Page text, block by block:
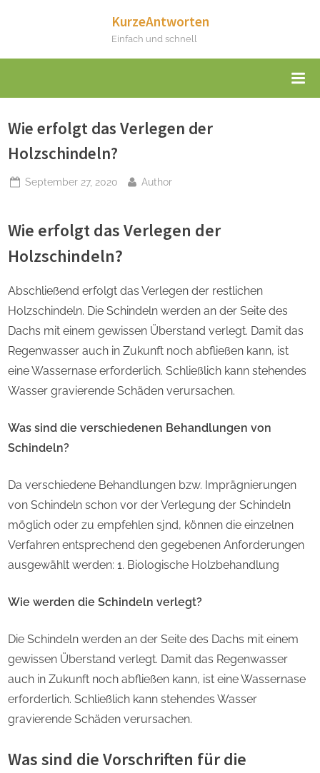
KurzeAntworten
Einfach und schnell
Wie erfolgt das Verlegen der
Holzschindeln?
Posted
September 27, 2020 By
Author
Wie erfolgt das Verlegen der
Holzschindeln?
Abschließend erfolgt das Verlegen der restlichen
Holzschindeln. Die Schindeln werden an der Seite des
Dachs mit einem gewissen Überstand verlegt. Damit das
Regenwasser auch in Zukunft noch abfließen kann, ist
eine Wassernase erforderlich. Schließlich kann stehendes
Wasser gravierende Schäden verursachen.
Was sind die verschiedenen Behandlungen von
Schindeln?
Da verschiedene Behandlungen bzw. Imprägnierungen
von Schindeln schon vor der Verlegung der Schindeln
möglich oder zu empfehlen sjnd, können die einzelnen
Verfahren entsprechend den gegebenen Anforderungen
ausgewählt werden: 1. Biologische Holzbehandlung
Wie werden die Schindeln verlegt?
Die Schindeln werden an der Seite des Dachs mit einem
gewissen Überstand verlegt. Damit das Regenwasser
auch in Zukunft noch abfließen kann, ist eine Wassernase
erforderlich. Schließlich kann stehendes Wasser
gravierende Schäden verursachen.
Was sind die Vorschriften für die